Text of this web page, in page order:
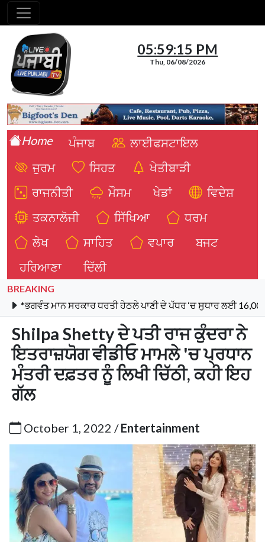
05:59:16 PM
Thu, 06/08/2026
Home ਪੰਜਾਬ
ਲਾਈਫਸਟਾਇਲ
ਜੁਰਮ
ਸਿਹਤ
ਖੇਤੀਬਾੜੀ
ਰਾਜਨੀਤੀ
ਮੌਸਮ ਖੇਡਾਂ
ਵਿਦੇਸ਼
ਤਕਨਾਲੋਜੀ
ਸਿੱਖਿਆ
ਧਰਮ
ਲੇਖ
ਸਾਹਿਤ ਵਪਾਰ
ਬਜਟ
ਹਰਿਆਣਾ
ਦਿੱਲੀ
BREAKING
ਮਾਨ ਸਰਕਾਰ ਧਰਤੀ ਹੇਠਲੇ ਪਾਣੀ ਦੇ ਪੱਧਰ ‘ਚ ਸੁਧਾਰ ਲਈ 16,000
Shilpa Shetty ਦੇ ਪਤੀ ਰਾਜ ਕੁੰਦਰਾ ਨੇ
ਇਤਰਾਜ਼ਯੋਗ ਵੀਡੀਓ ਮਾਮਲੇ 'ਚ ਪ੍ਰਧਾਨ
ਮੰਤਰੀ ਦਫ਼ਤਰ ਨੂੰ ਲਿਖੀ ਚਿੱਠੀ, ਕਹੀ ਇਹ
ਗੱਲ
October 1, 2022 /Entertainment